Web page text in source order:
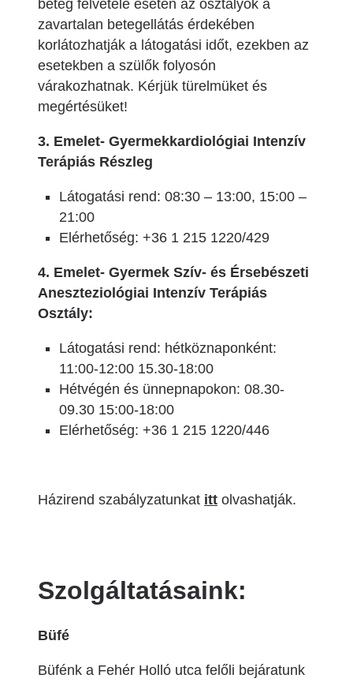
beteg felvétele esetén az osztályok a
zavartalan betegellátás érdekében
korlátozhatják a látogatási időt, ezekben az
esetekben a szülők folyosón
várakozhatnak. Kérjük türelmüket és
megértésüket!
3. Emelet- Gyermekkardiológiai Intenzív
Terápiás Részleg
Látogatási rend: 08:30 – 13:00, 15:00 –
21:00
Elérhetőség: +36 1 215 1220/429
4. Emelet- Gyermek Szív- és Érsebészeti
Aneszteziológiai Intenzív Terápiás
Osztály:
Látogatási rend: hétköznaponként:
11:00-12:00 15.30-18:00
Hétvégén és ünnepnapokon: 08.30-
09.30 15:00-18:00
Elérhetőség: +36 1 215 1220/446
Házirend szabályzatunkat itt olvashatják.
Szolgáltatásaink:
Büfé
Büfénk a Fehér Holló utca felőli bejáratunk